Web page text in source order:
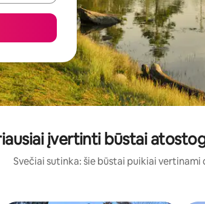
įvertinti būstai
Svečiai sutinka: šie būstai puikiai vertinami